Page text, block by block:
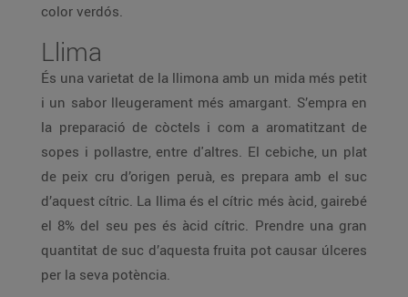
color verdós.
Llima
És una varietat de la llimona amb un mida més petit
i un sabor lleugerament més amargant. S’empra en
la preparació de còctels i com a aromatitzant de
sopes i pollastre, entre d'altres. El cebiche, un plat
de peix cru d’origen peruà, es prepara amb el suc
d’aquest cítric. La llima és el cítric més àcid, gairebé
el 8% del seu pes és àcid cítric. Prendre una gran
quantitat de suc d’aquesta fruita pot causar úlceres
per la seva potència.